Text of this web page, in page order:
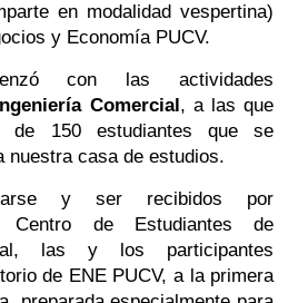
en modalidad vespertina)
y Economía PUCV.
con las actividades
Ingeniería Comercial , a las que
de 150 estudiantes que se
nuestra casa de estudios.
y ser recibidos por
Centro de Estudiantes de
las y los participantes
de ENE PUCV, a la primera